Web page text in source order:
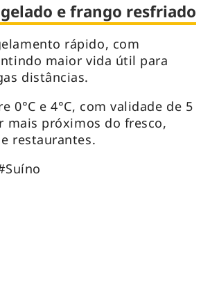
e frango resfriado
rápido, com
maior vida útil para
distâncias.
0°C e 4°C, com validade de 5
mais próximos do fresco,
e restaurantes.